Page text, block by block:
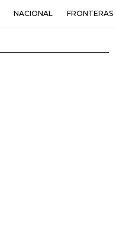
NACIONAL FRONTERAS